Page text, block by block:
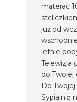
materac
już od
letnie
Telewizja
do Twojej
Do
Sypialnią n